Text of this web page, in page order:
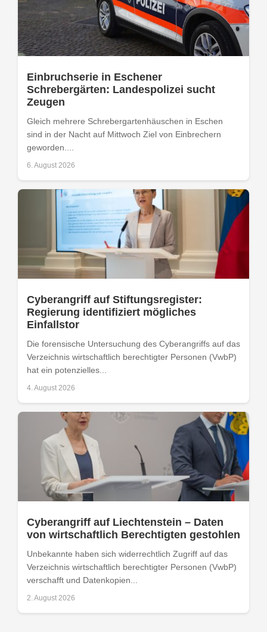
Einbruchserie in Eschener
Schrebergärten: Landespolizei sucht
Zeugen
Gleich mehrere Schrebergartenhäuschen in Eschen
sind in der Nacht auf Mittwoch Ziel von Einbrechern
geworden....
6. August 2026
Cyberangriff auf Stiftungsregister:
Regierung identifiziert mögliches
Einfallstor
Die forensische Untersuchung des Cyberangriffs auf das
Verzeichnis wirtschaftlich berechtigter Personen (VwbP)
hat ein potenzielles...
4. August 2026
Cyberangriff auf Liechtenstein – Daten
von wirtschaftlich Berechtigten gestohlen
Unbekannte haben sich widerrechtlich Zugriff auf das
Verzeichnis wirtschaftlich berechtigter Personen (VwbP)
verschafft und Datenkopien...
2. August 2026